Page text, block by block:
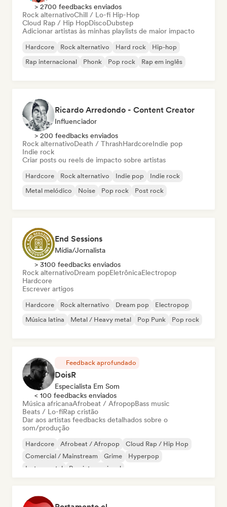
> 2700 feedbacks enviados
Rock alternativoChill / Lo-fi Hip-Hop
Cloud Rap / Hip HopDiscoDubstep
Adicionar artistas às minhas playlists de maior impacto
Hardcore Rock alternativo Hard rock
Hip-hop
Rap internacional
Phonk Pop rock Rap em inglês
Ricardo Arredondo - Content Creator
Influenciador
> 200 feedbacks enviados
Rock alternativoDeath / ThrashHardcoreIndie pop
Indie rock
Criar posts ou reels de impacto sobre artistas
Hardcore Rock alternativo Indie pop
Indie rock
Metal melódico
Noise Pop rock Post rock
End Sessions
Mídia/Jornalista
> 3100 feedbacks enviados
Rock alternativoDream popEletrônicaElectropop
Hardcore
Escrever artigos
Hardcore Rock alternativo Dream pop
Electropop
Música latina
Metal / Heavy metal Pop Punk Pop rock
Feedback aprofundado
DoisR
Especialista Em Som
< 100 feedbacks enviados
Música africanaAfrobeat / AfropopBass music
Beats / Lo-fiRap cristão
Dar aos artistas feedbacks detalhados sobre o
som/produção
Hardcore Afrobeat / Afropop
Cloud Rap / Hip Hop
Comercial / Mainstream
Grime
Hyperpop
Instrumental
Pop internacional